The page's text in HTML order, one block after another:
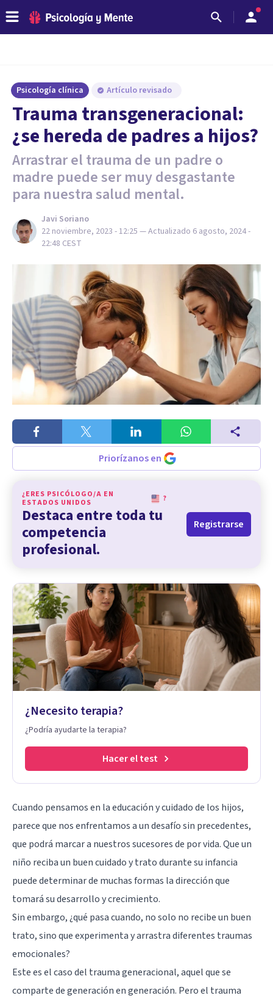
Psicología clínica Artículo revisado
Trauma transgeneracional:
¿se hereda de padres a hijos?
Arrastrar el trauma de un padre o
madre puede ser muy desgastante
para nuestra salud mental.
Javi Soriano
22 noviembre, 2023 - 12:25 — Actualizado 6 agosto, 2024 -
22:48 CEST
Priorízanos en
¿ERES PSICÓLOGO/A EN
ESTADOS UNIDOS
?
Destaca entre toda tu
competencia
profesional.
Registrarse
¿Necesito terapia?
¿Podría ayudarte la terapia?
Hacer el test
Cuando pensamos en la educación y cuidado de los hijos,
parece que nos enfrentamos a un desafío sin precedentes,
que podrá marcar a nuestros sucesores de por vida. Que un
niño reciba un buen cuidado y trato durante su infancia
puede determinar de muchas formas la dirección que
tomará su desarrollo y crecimiento.
Sin embargo, ¿qué pasa cuando, no solo no recibe un buen
trato, sino que experimenta y arrastra diferentes traumas
emocionales?
Este es el caso del trauma generacional, aquel que se
comparte de generación en generación. Pero el trauma